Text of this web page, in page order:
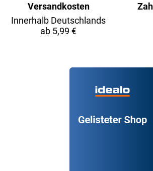
Versandkosten
Innerhalb Deutschlands
ab 5,99 €